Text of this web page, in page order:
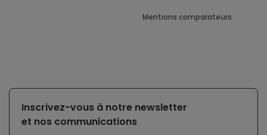
Mentions comparateurs
Inscrivez-vous à notre newsletter
et nos communications